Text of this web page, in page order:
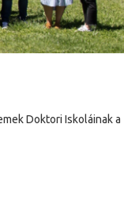
Doktori Iskoláinak a